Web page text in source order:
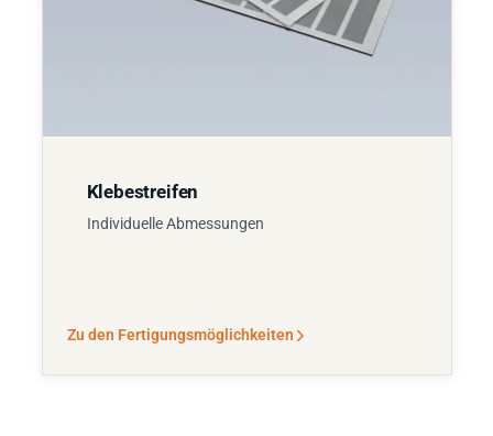
Klebestreifen
Individuelle Abmessungen
Zu den Fertigungsmöglichkeiten